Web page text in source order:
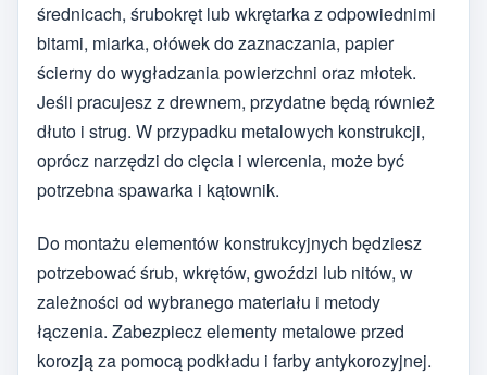
średnicach, śrubokręt lub wkrętarka z odpowiednimi
bitami, miarka, ołówek do zaznaczania, papier
ścierny do wygładzania powierzchni oraz młotek.
Jeśli pracujesz z drewnem, przydatne będą również
dłuto i strug. W przypadku metalowych konstrukcji,
oprócz narzędzi do cięcia i wiercenia, może być
potrzebna spawarka i kątownik.
Do montażu elementów konstrukcyjnych będziesz
potrzebować śrub, wkrętów, gwoździ lub nitów, w
zależności od wybranego materiału i metody
łączenia. Zabezpiecz elementy metalowe przed
korozją za pomocą podkładu i farby antykorozyjnej.